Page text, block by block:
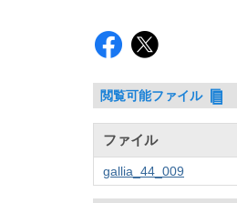
閲覧可能ファイル
ファイル
gallia_44_009